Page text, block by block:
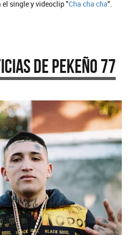
single y videoclip "Cha cha cha".
de Pekeño 77